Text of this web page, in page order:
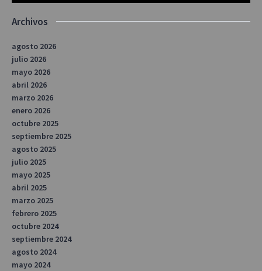
Archivos
agosto 2026
julio 2026
mayo 2026
abril 2026
marzo 2026
enero 2026
octubre 2025
septiembre 2025
agosto 2025
julio 2025
mayo 2025
abril 2025
marzo 2025
febrero 2025
octubre 2024
septiembre 2024
agosto 2024
mayo 2024